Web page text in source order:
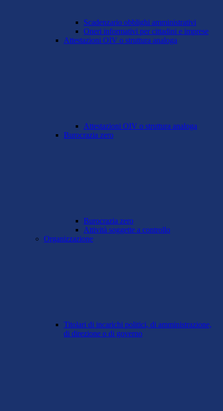
Scadenzario obblighi amministrativi
Oneri informativi per cittadini e imprese
Attestazioni OIV o struttura analoga
Attestazioni OIV o struttura analoga
Burocrazia zero
Burocrazia zero
Attività soggette a controllo
Organizzazione
Titolari di incarichi politici, di amministrazione,
di direzione o di governo